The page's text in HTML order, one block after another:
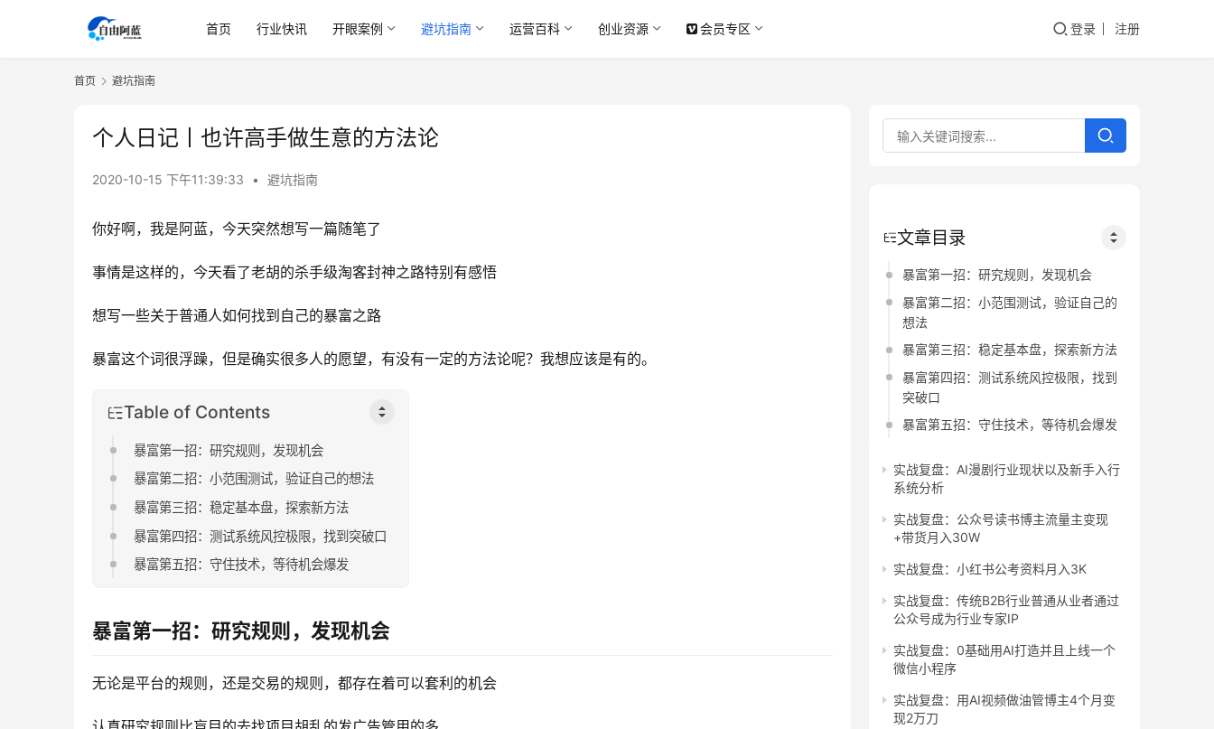
首页 行业快讯 开眼案例 避坑指南 运营百科 创业资源 会员专区 登录 注册
首页 避坑指南
个人日记丨也许高手做生意的方法论
2020-10-15 下午11:39:33 • 避坑指南
你好啊，我是阿蓝，今天突然想写一篇随笔了
事情是这样的，今天看了老胡的杀手级淘客封神之路特别有感悟
想写一些关于普通人如何找到自己的暴富之路
暴富这个词很浮躁，但是确实很多人的愿望，有没有一定的方法论呢？我想应该是有的。
Table of Contents
暴富第一招：研究规则，发现机会
暴富第二招：小范围测试，验证自己的想法
暴富第三招：稳定基本盘，探索新方法
暴富第四招：测试系统风控极限，找到突破口
暴富第五招：守住技术，等待机会爆发
暴富第一招：研究规则，发现机会
无论是平台的规则，还是交易的规则，都存在着可以套利的机会
文章目录
暴富第一招：研究规则，发现机会
暴富第二招：小范围测试，验证自己的
想法
暴富第三招：稳定基本盘，探索新方法
暴富第四招：测试系统风控极限，找到
突破口
暴富第五招：守住技术，等待机会爆发
实战复盘：AI漫剧行业现状以及新手入行
系统分析
实战复盘：公众号读书博主流量主变现
+带货月入30W
实战复盘：小红书公考资料月入3K
实战复盘：传统B2B行业普通从业者通过
公众号成为行业专家IP
实战复盘：0基础用AI打造并且上线一个
微信小程序
实战复盘：用AI视频做油管博主4个月变
现2万刀